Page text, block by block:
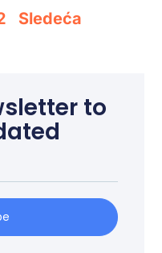
Sledeća
to